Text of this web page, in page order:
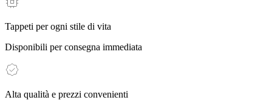
Tappeti per ogni stile di vita
Disponibili per consegna immediata
Alta qualità e prezzi convenienti